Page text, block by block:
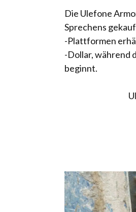
Die Ulefone
Sprechens
-Plattformen
-Dollar, während
beginnt.